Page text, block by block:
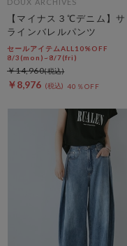
【マイナス３℃デニム】サ
ラインバレルパンツ
セールアイテムALL10%OFF
8/3(mon)~8/7(fri)
￥8,976 40％OFF
￥14,960